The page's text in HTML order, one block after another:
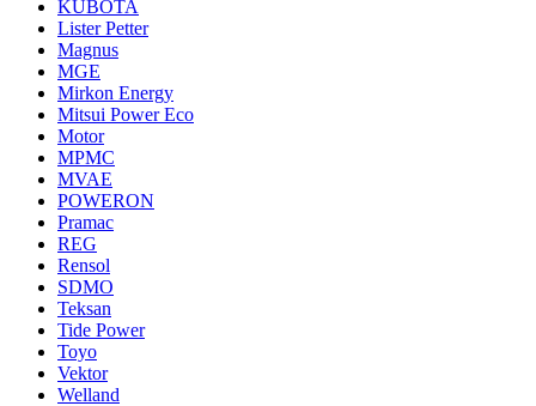
KUBOTA
Lister Petter
Magnus
MGE
Mirkon Energy
Mitsui Power Eco
Motor
MPMC
MVAE
POWERON
Pramac
REG
Rensol
SDMO
Teksan
Tide Power
Toyo
Vektor
Welland